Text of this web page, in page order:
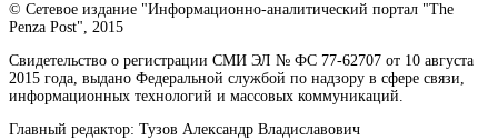
© Сетевое издание "Информационно-аналитический портал "The
Penza Post", 2015
Свидетельство о регистрации СМИ ЭЛ № ФС 77-62707 от 10 августа
2015 года, выдано Федеральной службой по надзору в сфере связи,
информационных технологий и массовых коммуникаций.
Главный редактор: Тузов Александр Владиславович